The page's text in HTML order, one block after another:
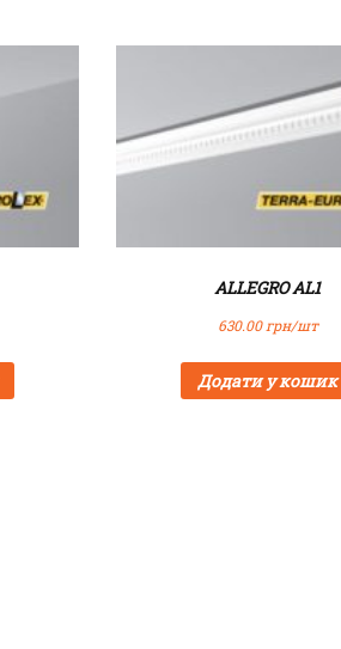
Z
3
к
л
і
с
т
ь
ALLEGRO AL1
630.00грн/шт
Додати у кошик